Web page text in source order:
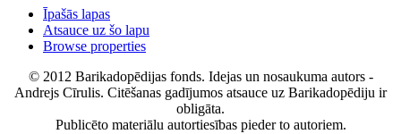
Īpašās lapas
Atsauce uz šo lapu
Browse properties
© 2012 Barikadopēdijas fonds. Idejas un nosaukuma autors -
Andrejs Cīrulis. Citēšanas gadījumos atsauce uz Barikadopēdiju ir
obligāta.
Publicēto materiālu autortiesības pieder to autoriem.